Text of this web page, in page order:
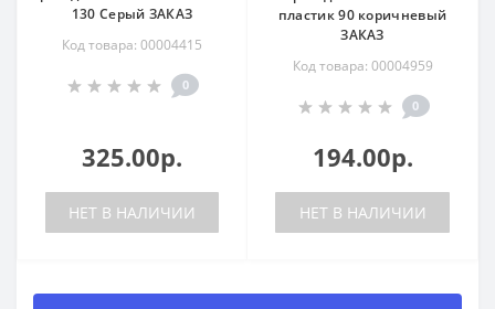
130 Серый ЗАКАЗ
Код товара: 00004415
0
325.00р.
НЕТ В НАЛИЧИИ
пластик 90 коричневый
ЗАКАЗ
Код товара: 00004959
0
194.00р.
НЕТ В НАЛИЧИИ